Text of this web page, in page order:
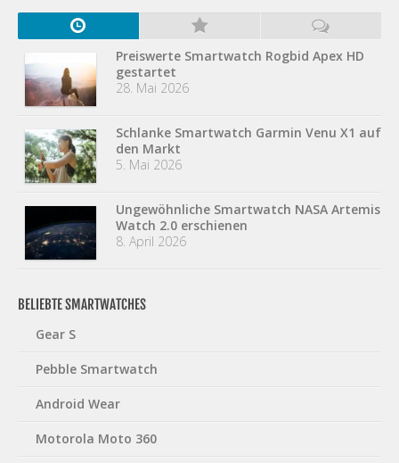
Preiswerte Smartwatch Rogbid Apex HD
gestartet
28. Mai 2026
Schlanke Smartwatch Garmin Venu X1 auf
den Markt
5. Mai 2026
Ungewöhnliche Smartwatch NASA Artemis
Watch 2.0 erschienen
8. April 2026
BELIEBTE SMARTWATCHES
Gear S
Pebble Smartwatch
Android Wear
Motorola Moto 360